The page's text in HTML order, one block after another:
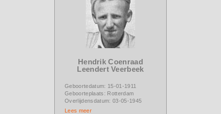
Hendrik Coenraad
Leendert Veerbeek
Geboortedatum: 15-01-1911
Geboorteplaats: Rotterdam
Overlijdensdatum: 03-05-1945
Lees meer